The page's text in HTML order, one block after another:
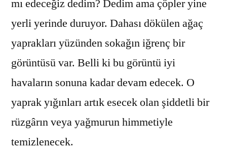
mı edeceğiz dedim? Dedim ama çöpler yine
yerli yerinde duruyor. Dahası dökülen ağaç
yaprakları yüzünden sokağın iğrenç bir
görüntüsü var. Belli ki bu görüntü iyi
havaların sonuna kadar devam edecek. O
yaprak yığınları artık esecek olan şiddetli bir
rüzgârın veya yağmurun himmetiyle
temizlenecek.